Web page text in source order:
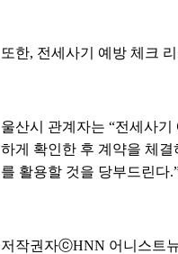
또한, 전세사기 예방 체크
울산시 관계자는 “전세사
하게 확인한 후 계약을 체
를 활용할 것을 당부드린다
저작권자ⓒHNN 어니스트뉴